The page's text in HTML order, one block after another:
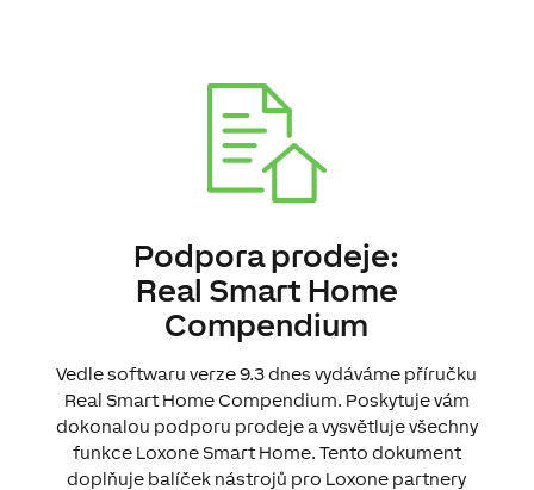
Podpora prodeje:
Real Smart Home
Compendium
Vedle softwaru verze 9.3 dnes vydáváme příručku
Real Smart Home Compendium. Poskytuje vám
dokonalou podporu prodeje a vysvětluje všechny
funkce Loxone Smart Home. Tento dokument
doplňuje balíček nástrojů pro Loxone partnery